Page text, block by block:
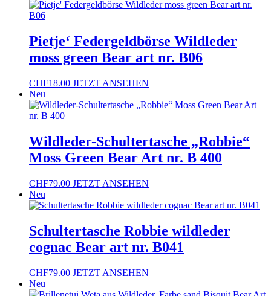
Pietje‘ Federgeldbörse Wildleder
moss green Bear art nr. B06
CHF18.00 JETZT ANSEHEN
Neu
Wildleder-Schultertasche „Robbie“
Moss Green Bear Art nr. B 400
CHF79.00 JETZT ANSEHEN
Neu
Schultertasche Robbie wildleder
cognac Bear art nr. B041
CHF79.00 JETZT ANSEHEN
Neu